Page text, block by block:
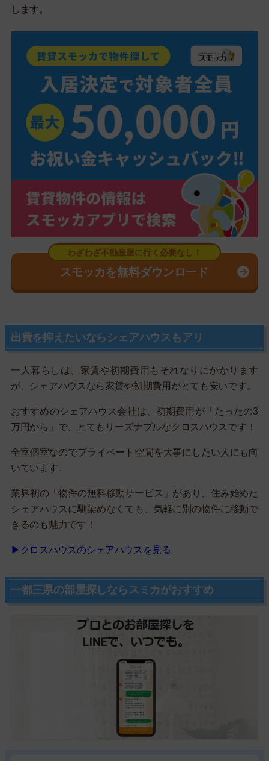
します。
スモッカを無料ダウンロード
出費を抑えたいならシェアハウスもアリ
一人暮らしは、家賃や初期費用もそれなりにかかります
が、シェアハウスなら家賃や初期費用がとても安いです。
おすすめのシェアハウス会社は、初期費用が「たったの3
万円から」で、とてもリーズナブルなクロスハウスです！
全室個室なのでプライベート空間を大事にしたい人にも向
いています。
業界初の「物件の無料移動サービス」があり、住み始めた
シェアハウスに馴染めなくても、気軽に別の物件に移動で
きるのも魅力です！
▶クロスハウスのシェアハウスを見る
一都三県の部屋探しならスミカがおすすめ